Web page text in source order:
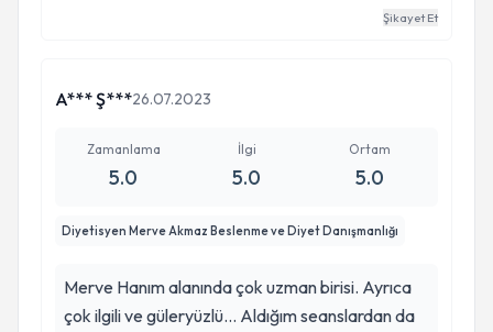
Şikayet Et
A*** Ş***26.07.2023
Zamanlama
5.0
İlgi
5.0
Ortam
5.0
Diyetisyen Merve Akmaz Beslenme ve Diyet Danışmanlığı
Merve Hanım alanında çok uzman birisi. Ayrıca
çok ilgili ve güleryüzlü... Aldığım seanslardan da